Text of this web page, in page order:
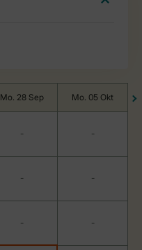
Mo. 28 Sep Mo. 05 Okt
- -
- -
- -